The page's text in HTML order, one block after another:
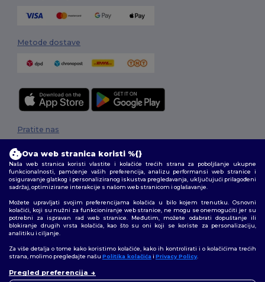
Metode dostave
2026. Sva prava zadržana
Uvjeti i odredbe|Pravila o privatnosti|Politika kolačića|Mapa Sajta
Pratite nas
Ova web stranica koristi %{}
Naša web stranica koristi vlastite i kolačiće trećih strana za poboljšanje ukupne
funkcionalnosti, pamćenje vaših preferencija, analizu performansi web stranice i
osiguravanje glatkog i personaliziranog iskustva pregledavanja, uključujući prilagođeni
sadržaj, optimizirane interakcije s našom web stranicom i oglašavanje.
Možete upravljati svojim preferencijama kolačića u bilo kojem trenutku. Osnovni
kolačići, koji su nužni za funkcioniranje web stranice, ne mogu se onemogućiti jer su
potrebni za ispravan rad web stranice. Međutim, možete odabrati dopuštanje ili
blokiranje drugih vrsta kolačića, kao što su oni koji se koriste za personalizaciju,
analitiku i ciljanje.
Za više detalja o tome kako koristimo kolačiće, kako ih kontrolirati i o kolačićima trećih
strana, molimo pregledajte našu Politika kolačića i Privacy Policy.
Pregled preferencija